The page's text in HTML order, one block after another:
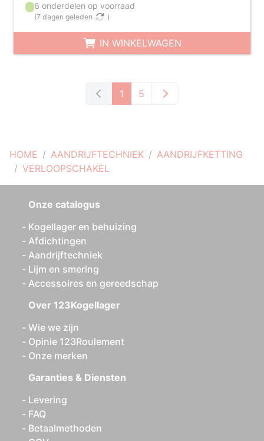
HOME AANDRIJFTECHNIEK
AANDRIJFKETTING
VERLOOPSCHAKEL
6 onderdelen op voorraad
(7 dagen geleden )
IN WINKELWAGEN
1 5
Onze catalogus
Kogellager en behuizing
Afdichtingen
Aandrijftechniek
Lijm en smering
Accessoires en gereedschap
Over 123Kogellager
Wie we zijn
Opinie 123Roulement
Onze merken
Garanties & Diensten
Levering
FAQ
Betaalmethoden